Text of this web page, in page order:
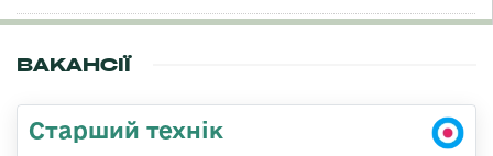
ВАКАНСІЇ
Старший технік